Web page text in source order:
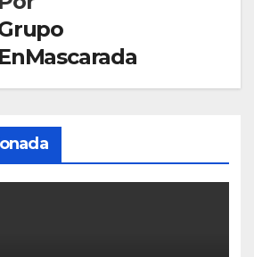
EnMascarada